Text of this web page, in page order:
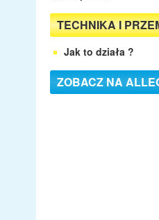
TECHNIKA I
Jak to działa ?
ZOBACZ NA